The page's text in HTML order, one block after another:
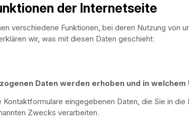
der Internetseite
verschiedene Funktionen, bei deren Nutzung
wir, was mit diesen Daten geschieht:
Daten werden erhoben und in
Kontaktformulare eingegebenen Daten, die Sie in
Zwecks verarbeiten.